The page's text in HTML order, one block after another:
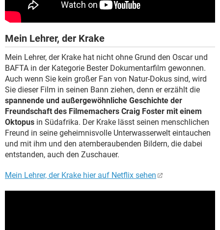
Mein Lehrer, der Krake
Mein Lehrer, der Krake hat nicht ohne Grund den Oscar und
BAFTA in der Kategorie Bester Dokumentarfilm gewonnen.
Auch wenn Sie kein großer Fan von Natur-Dokus sind, wird
Sie dieser Film in seinen Bann ziehen, denn er erzählt die
spannende und außergewöhnliche Geschichte der
Freundschaft des Filmemachers Craig Foster mit einem
Oktopus in Südafrika. Der Krake lässt seinen menschlichen
Freund in seine geheimnisvolle Unterwasserwelt eintauchen
und mit ihm und den atemberaubenden Bildern, die dabei
entstanden, auch den Zuschauer.
Mein Lehrer, der Krake hier auf Netflix sehen